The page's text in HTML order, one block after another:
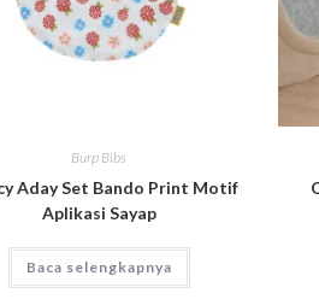
Burp Bibs
Aday Set Bando Print Motif
Aplikasi Sayap
Baca selengkapnya